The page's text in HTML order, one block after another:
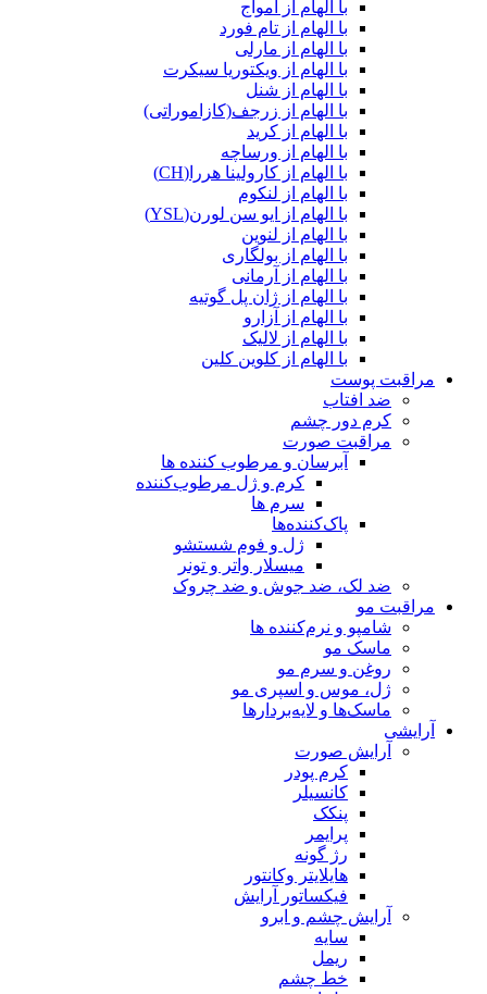
با الهام از آمواج
با الهام از تام فورد
با الهام از مارلی
با الهام از ویکتوریا سیکرت
با الهام از شنل
با الهام از زرجف(کازاموراتی)
با الهام از کرید
با الهام از ورساچه
با الهام از کارولینا هررا(CH)
با الهام از لنکوم
با الهام از ایو سن لورن(YSL)
با الهام از لنوین
با الهام از بولگاری
با الهام از آرمانی
با الهام از ژان پل گوتیه
با الهام از آزارو
با الهام از لالیک
با الهام از کلوین کلین
مراقبت پوست
ضد افتاب
کرم دور چشم
مراقبت صورت
آبرسان و مرطوب کننده ها
کرم و ژل مرطوب‌کننده
سرم ها
پاک‌کننده‌ها
ژل و فوم شستشو
میسلار واتر و تونر
ضد لک، ضد جوش و ضد چروک
مراقبت مو
شامپو و نرم‌کننده ها
ماسک مو
روغن و سرم مو
ژل، موس و اسپری مو
ماسک‌ها و لایه‌بردارها
آرایشی
آرایش صورت
کرم پودر
کانسیلر
پنکک
پرایمر
رژ گونه
هایلایتر وکانتور
فیکساتور آرایش
آرایش چشم و ابرو
سایه
ریمل
خط چشم